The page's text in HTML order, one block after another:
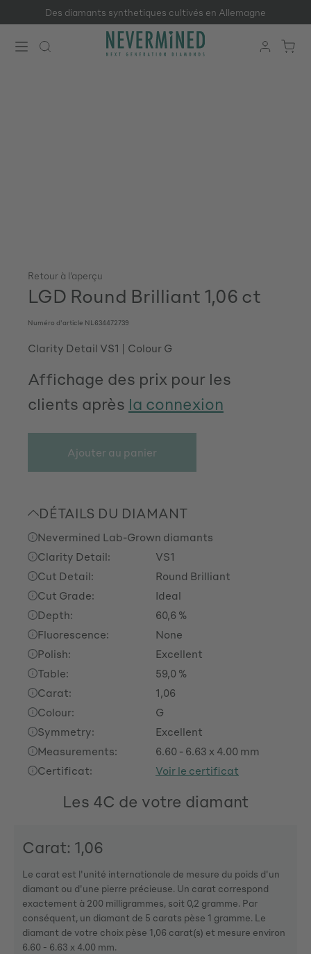
Passer au contenu principal
Des diamants synthetiques cultivés en Allemagne
Retour à l'aperçu
LGD Round Brilliant 1,06 ct
Numéro d'article NL634472739
Clarity Detail VS1 Colour G
Affichage des prix pour les
clients après la connexion
Ajouter au panier
DÉTAILS DU DIAMANT
Nevermined Lab-Grown diamants
Clarity Detail:
VS1
Cut Detail:
Round Brilliant
Cut Grade:
Ideal
Depth:
60,6 %
Fluorescence:
None
Polish:
Excellent
Table:
59,0 %
Carat:
1,06
Colour:
G
Symmetry:
Excellent
Measurements:
6.60 - 6.63 x 4.00 mm
Certificat:
Voir le certificat
Les 4C de votre diamant
Carat: 1,06
Le carat est l'unité internationale de mesure du poids d'un
diamant ou d'une pierre précieuse. Un carat correspond
exactement à 200 milligrammes, soit 0,2 gramme. Par
conséquent, un diamant de 5 carats pèse 1 gramme. Le
diamant de votre choix pèse 1,06 carat(s) et mesure environ
6.60 - 6.63 x 4.00 mm.